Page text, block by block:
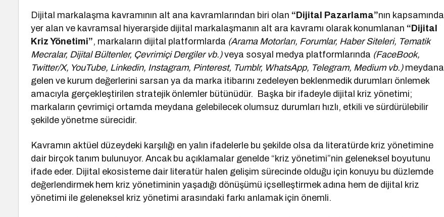
Dijital markalaşma kavramının alt ana kavramlarından biri olan “Dijital Pazarlama”nın kapsamında
yer alan ve kavramsal hiyerarşide dijital markalaşmanın alt ara kavramı olarak konumlanan “Dijital
Kriz Yönetimi”, markaların dijital platformlarda (Arama Motorları, Forumlar, Haber Siteleri, Tematik
Mecralar, Dijital Bültenler, Çevrimiçi Dergiler vb.)veya sosyal medya platformlarında (FaceBook,
Twitter/X, YouTube, Linkedin, Instagram, Pinterest, Tumblr, WhatsApp, Telegram, Medium vb.)meydana
gelen ve kurum değerlerini sarsan ya da marka itibarını zedeleyen beklenmedik durumları önlemek
amacıyla gerçekleştirilen stratejik önlemler bütünüdür. Başka bir ifadeyle dijital kriz yönetimi;
markaların çevrimiçi ortamda meydana gelebilecek olumsuz durumları hızlı, etkili ve sürdürülebilir
şekilde yönetme sürecidir.
Kavramın aktüel düzeydeki karşılığı en yalın ifadelerle bu şekilde olsa da literatürde kriz yönetimine
dair birçok tanım bulunuyor. Ancak bu açıklamalar genelde “kriz yönetimi”nin geleneksel boyutunu
ifade eder. Dijital ekosisteme dair literatür halen gelişim sürecinde olduğu için konuyu bu düzlemde
değerlendirmek hem kriz yönetiminin yaşadığı dönüşümü içselleştirmek adına hem de dijital kriz
yönetimi ile geleneksel kriz yönetimi arasındaki farkı anlamak için önemli.